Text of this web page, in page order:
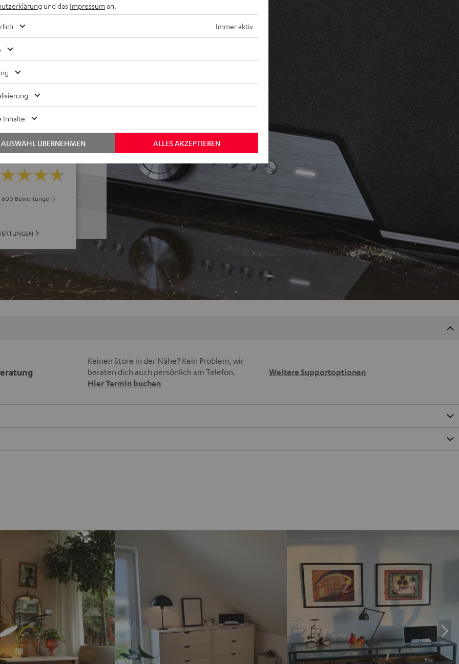
von Apple Music,
& zusätzlich frei
Plattenspieler, erhältlich
Serie oder der Teufel
600 Bewertungen)
Keinen Store in der Nähe? Kein Problem, wir
beraten dich auch persönlich am Telefon.
Hier Termin buchen
Weitere Supportoptionen
und das Impressum an.
Immer aktiv
Inhalte
ALLES AKZEPTIEREN
AUSWAHL ÜBERNEHMEN